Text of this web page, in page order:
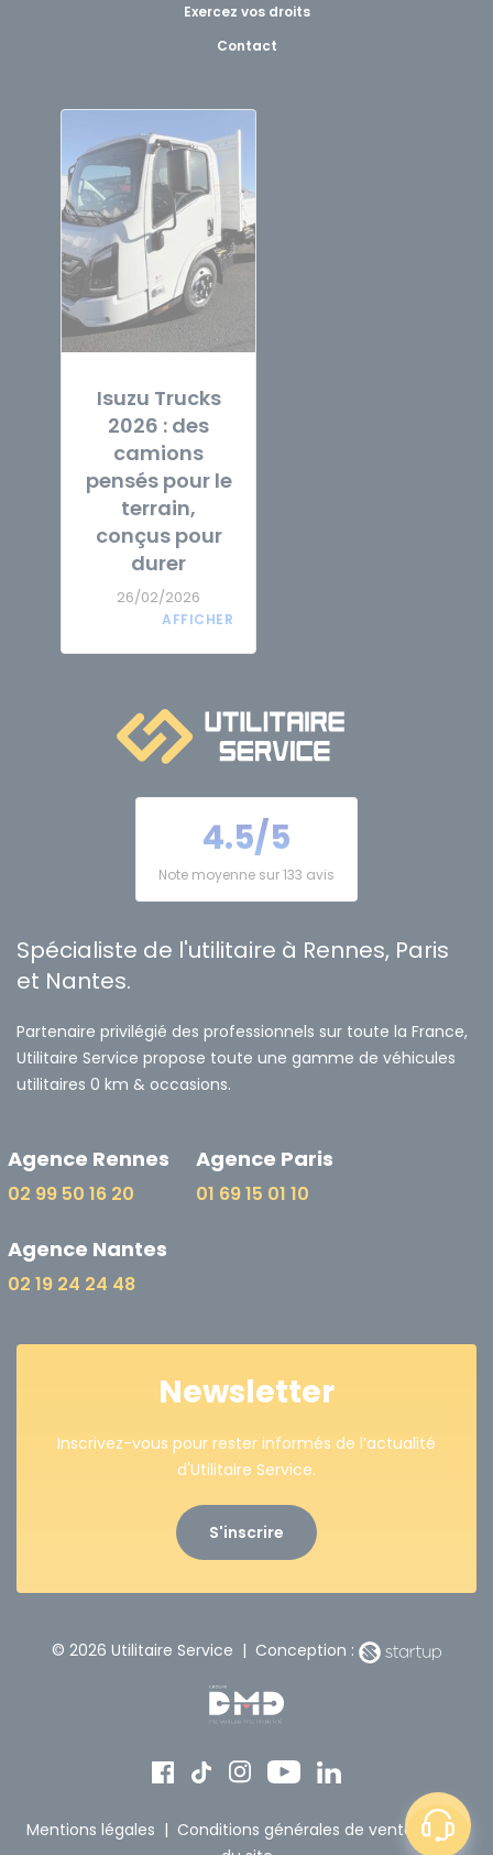
Exercez vos droits
Contact
Isuzu Trucks
2026 : des
camions
pensés pour le
terrain,
conçus pour
durer
26/02/2026
4.5/5
Note moyenne sur 133 avis
Spécialiste de l'utilitaire à Rennes, Paris
et Nantes.
Partenaire privilégié des professionnels sur toute la France,
Utilitaire Service propose toute une gamme de véhicules
utilitaires 0 km & occasions.
Agence Rennes
02 99 50 16 20
Agence Paris
01 69 15 01 10
Agence Nantes
02 19 24 24 48
Newsletter
Inscrivez-vous pour rester informés de l’actualité
d'Utilitaire Service.
S'inscrire
© 2026 Utilitaire Service | Conception :
Mentions légales | Conditions générales de vente | Plan